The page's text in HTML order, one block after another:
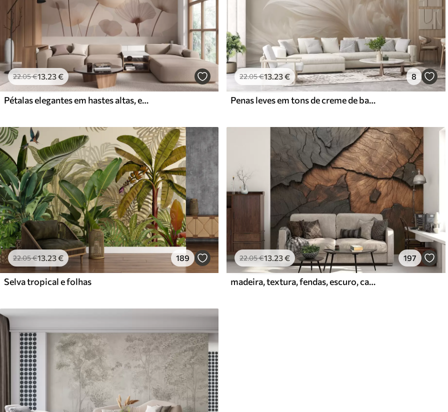
22.05€13.23€
Pétalas elegantes em hastes altas, em tons pastel
22.05€13.23€ 8
Penas leves em tons de creme de baunilha
22.05€13 .23€ 189
Selva tropical e folhas
22.05€13 .23€ 197
madeira, textura, fendas, escuro, casca, superfície